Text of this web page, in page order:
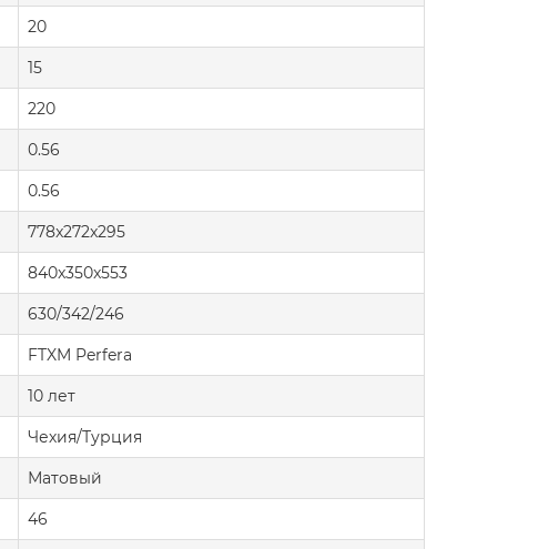
20
15
220
0.56
0.56
778x272x295
840x350x553
630/342/246
FTXM Perfera
10 лет
Чехия/Турция
Матовый
46